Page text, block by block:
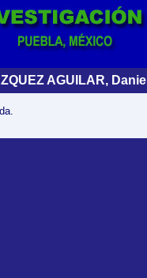
AGUILAR, Daniel